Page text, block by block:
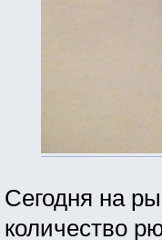
Сегодня на
количество